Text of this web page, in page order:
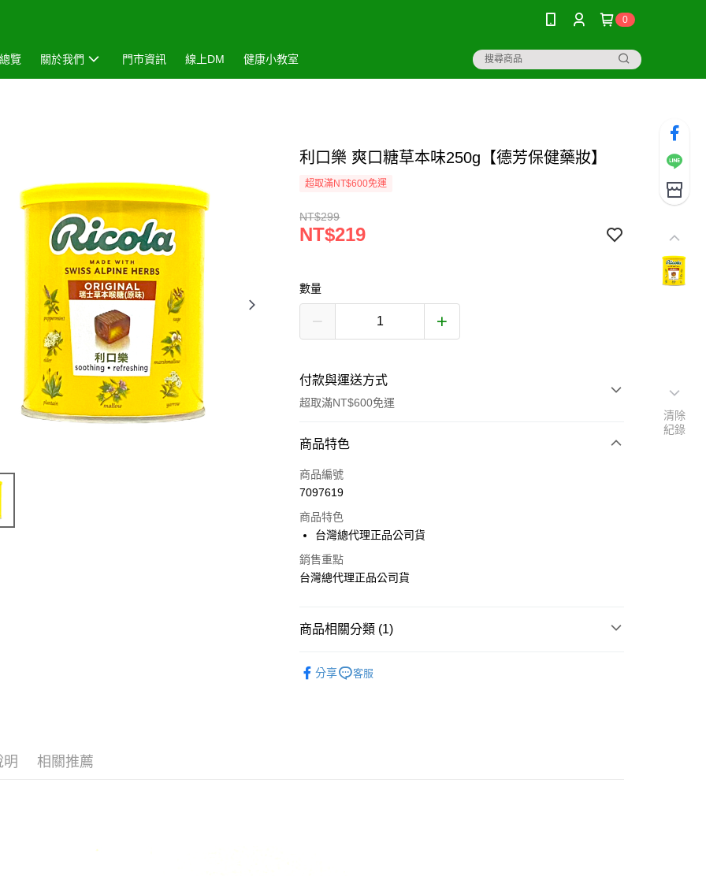
0
覽 關於我們 門市資訊 線上DM 健康小教室
利口樂 爽口糖草本味250g【德芳保健藥妝】
超取滿NT$600免運
NT$299
NT$219
數量
付款與運送方式
超取滿NT$600免運
付款方式
信用卡一次付款
LINE Pay
Apple Pay
相關說明
【關於「AFTEE先享後付」】
商品特色
商品編號
7097619
商品特色
台灣總代理正品公司貨
銷售重點
台灣總代理正品公司貨
商品相關分類 (1)
分享
客服
明 相關推薦
清除
紀錄